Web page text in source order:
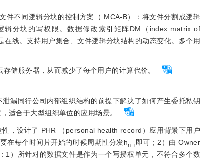
件不同逻辑分块的控制方案（ MCA-B）：将文件分割成逻辑
分块的写权限。数据修改索引矩阵DM（index matrix of
线。支持用户集合、文件逻辑分块结构的动态变化。多个用
储服务器，从而减少了每个用户的计算代价。
漏同行公司内部组织结构的前提下解决了如何产生委托私钥
适合于大型组织单位的应用场景。
，设计了 PHR （personal health record）应用背景下用户
在每个时间片开始的时候周期性分发hn−i 即可；2）由 Owner
）所针对的数据文件是作为一个写授权单元，不符合多个数